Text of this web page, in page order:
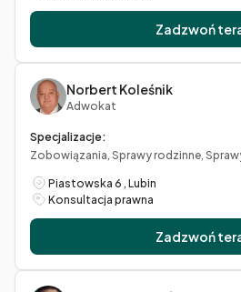
Zadzwoń
Norbert Koleśnik
Adwokat
Specjalizacje:
Zobowiązania, Sprawy rodzinne,
Piastowska 6 , Lubin
Konsultacja prawna
Zadzwoń